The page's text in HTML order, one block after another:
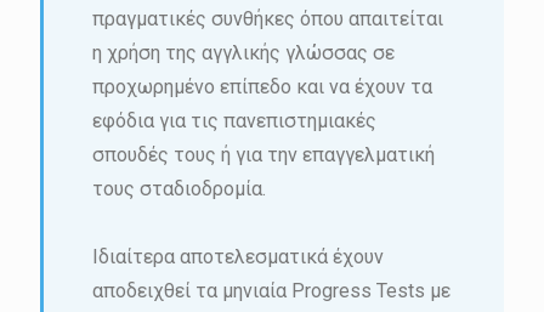
πραγματικές συνθήκες όπου απαιτείται
η χρήση της αγγλικής γλώσσας σε
προχωρημένο επίπεδο και να έχουν τα
εφόδια για τις πανεπιστημιακές
σπουδές τους ή για την επαγγελματική
τους σταδιοδρομία.
Ιδιαίτερα αποτελεσματικά έχουν
αποδειχθεί τα μηνιαία Progress Tests με